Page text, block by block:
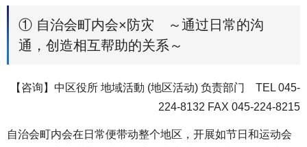
① 自治会町内会×防灾 ～通过日常的沟
通，创造相互帮助的关系～
【咨询】中区役所 地域活動 (地区活动) 负责部门 TEL 045-
224-8132 FAX 045-224-8215
自治会町内会在日常便带动整个地区，开展如节日和运动会